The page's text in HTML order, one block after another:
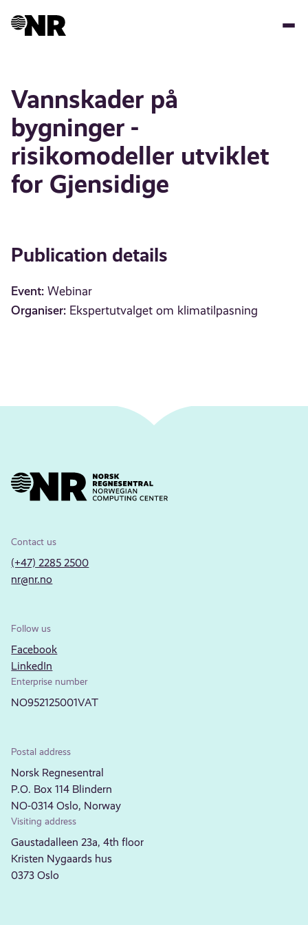
Vannskader på
bygninger -
risikomodeller utviklet
for Gjensidige
Publication details
Event: Webinar
Organiser: Ekspertutvalget om klimatilpasning
Contact us
(+47) 2285 2500
nr@nr.no
Follow us
Facebook
LinkedIn
Enterprise number
NO952125001VAT
Postal address
Norsk Regnesentral
P.O. Box 114 Blindern
NO-0314 Oslo, Norway
Visiting address
Gaustadalleen 23a, 4th floor
Kristen Nygaards hus
0373 Oslo